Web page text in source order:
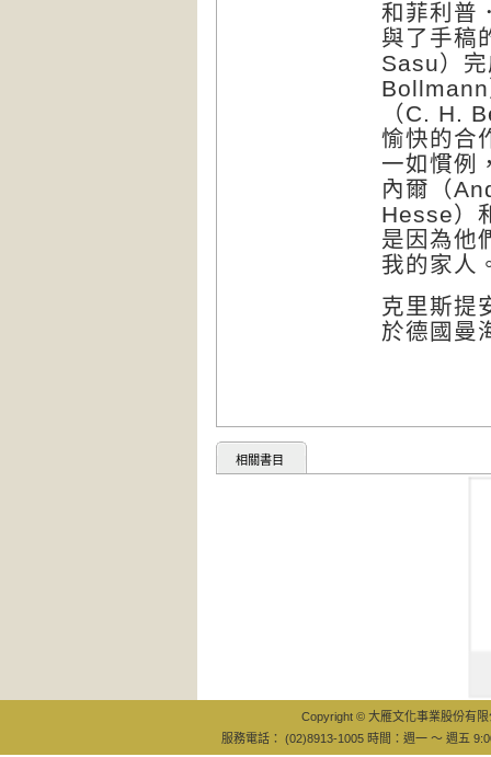
和菲利普
與了手稿
Sasu）
Bollmann
（C. H.
愉快的合
一如慣例
內爾（
Hesse）
是因為他
我的家人
克里斯提
於德國曼
相關書目
Copyright © 大雁文化事業股份有
服務電話： (02)8913-1005 時間：週一 ～ 週五